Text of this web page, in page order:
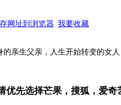
网址到浏览器 我要收藏
的亲生父亲，人生开始转变的女
优先选择芒果，搜狐，爱奇